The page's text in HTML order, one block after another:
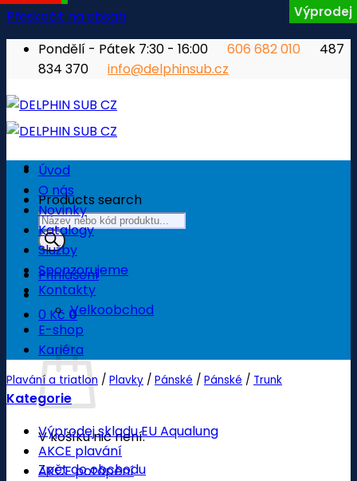
Přeskočit na obsah
Pondělí - Pátek 7:30 - 16:00
606 682 010
487
834 370
info@delphinsub.cz
Products search
Přihlášení
0 Kč 0
Košík
V košíku nic není.
Zpět do obchodu
Úvod
O nás
Novinky
Katalogy
Služby
Sponzorujeme
Kontakty
Velkoobchod
E-shop
Kariéra
Plavání a triatlon / Plavky / Pánské / Pánské / Trunk
Kategorie
Výprodej skladu EU Aqualung
AKCE plavání
AKCE potápění
Výprodej